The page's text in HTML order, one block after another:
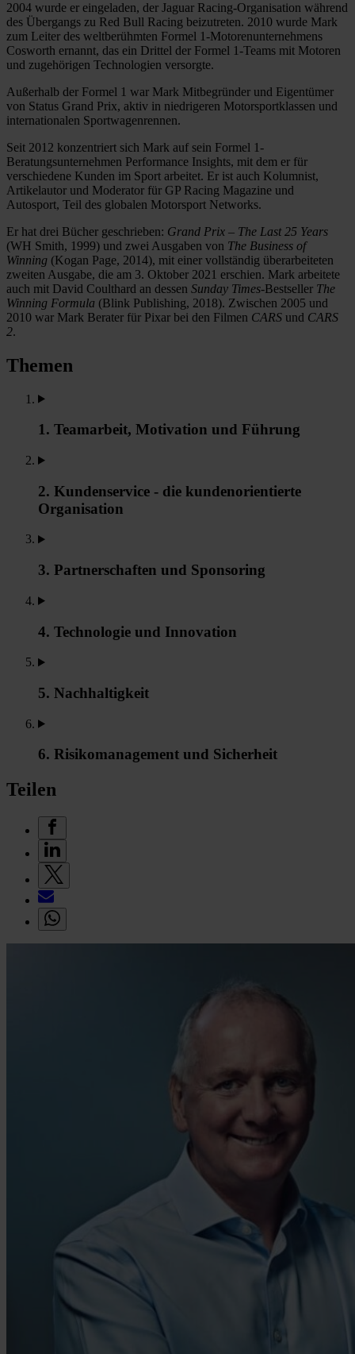
2004 wurde er eingeladen, der Jaguar Racing-Organisation während
des Übergangs zu Red Bull Racing beizutreten. 2010 wurde Mark
zum Leiter des weltberühmten Formel 1-Motorenunternehmens
Cosworth ernannt, das ein Drittel der Formel 1-Teams mit Motoren
und zugehörigen Technologien versorgte.
Außerhalb der Formel 1 war Mark Mitbegründer und Eigentümer
von Status Grand Prix, aktiv in niedrigeren Motorsportklassen und
internationalen Sportwagenrennen.
Seit 2012 konzentriert sich Mark auf sein Formel 1-
Beratungsunternehmen Performance Insights, mit dem er für
verschiedene Kunden im Sport arbeitet. Er ist auch Kolumnist,
Artikelautor und Moderator für GP Racing Magazine und
Autosport, Teil des globalen Motorsport Networks.
Er hat drei Bücher geschrieben: Grand Prix – The Last 25 Years
(WH Smith, 1999) und zwei Ausgaben von The Business of
Winning (Kogan Page, 2014), mit einer vollständig überarbeiteten
zweiten Ausgabe, die am 3. Oktober 2021 erschien. Mark arbeitete
auch mit David Coulthard an dessen Sunday Times-Bestseller The
Winning Formula (Blink Publishing, 2018). Zwischen 2005 und
2010 war Mark Berater für Pixar bei den Filmen CARS und CARS
2.
Themen
1. Teamarbeit, Motivation und Führung
2. Kundenservice - die kundenorientierte
Organisation
3. Partnerschaften und Sponsoring
4. Technologie und Innovation
5. Nachhaltigkeit
6. Risikomanagement und Sicherheit
Teilen